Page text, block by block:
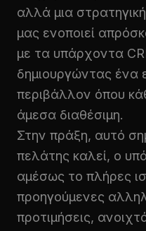
αλλά μια
μας ενοποιεί
με τα υπάρχοντα
δημιουργώντας ένα
περιβάλλον όπου
άμεσα διαθέσιμη.
Στην πράξη, αυτό
πελάτης καλεί, ο
αμέσως το πλήρες
προηγούμενες
προτιμήσεις,